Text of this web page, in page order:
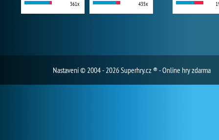
361x 435x
Nastavení© 2004 - 2026 Superhry.cz ® - Online hry zdarma